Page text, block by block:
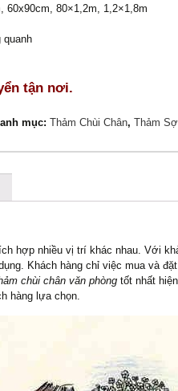
80×1,2m, 1,2×1,8m
quanh
tận nơi.
mục: Thảm Chùi Chân, Thảm
hợp nhiều vị trí khác nhau. Với
Khách hàng chỉ việc mua và
chùi chân văn phòng tốt nhất
hàng lựa chọn.